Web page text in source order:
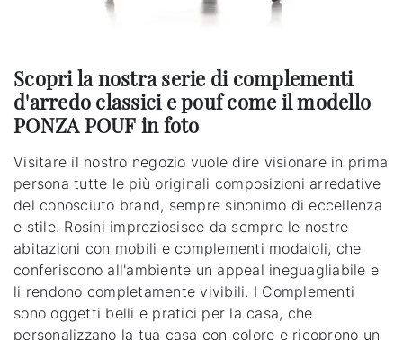
Scopri la nostra serie di complementi
d'arredo classici e pouf come il modello
PONZA POUF in foto
Visitare il nostro negozio vuole dire visionare in prima
persona tutte le più originali composizioni arredative
del conosciuto brand, sempre sinonimo di eccellenza
e stile. Rosini impreziosisce da sempre le nostre
abitazioni con mobili e complementi modaioli, che
conferiscono all'ambiente un appeal ineguagliabile e
li rendono completamente vivibili. I Complementi
sono oggetti belli e pratici per la casa, che
personalizzano la tua casa con colore e ricoprono un